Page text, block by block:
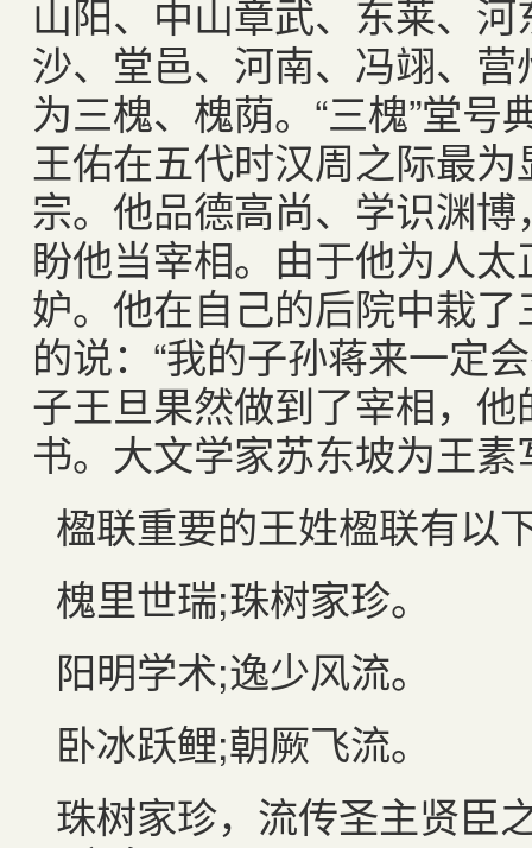
山阳、中山章武、东莱、
沙、堂邑、河南、冯翊、
为三槐、槐荫。“三槐”堂
王佑在五代时汉周之际最
宗。他品德高尚、学识渊
盼他当宰相。由于他为人
妒。他在自己的后院中栽
的说：“我的子孙蒋来一定
子王旦果然做到了宰相，
书。大文学家苏东坡为王
楹联重要的王姓楹联有以
槐里世瑞;珠树家珍。
阳明学术;逸少风流。
卧冰跃鲤;朝厥飞流。
珠树家珍，流传圣主贤臣